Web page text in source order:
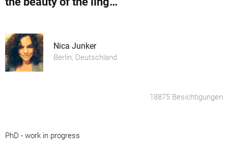
Nica Junker
Berlin, Deutschland
18875 Besichtigungen
PhD - work in progress